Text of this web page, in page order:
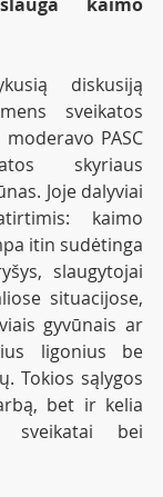
diskusiją
sveikatos
PASC
skyriaus
Joje dalyviai
kaimo
itin sudėtinga
slaugytojai
situacijose,
gyvūnais ar
ligonius be
Tokios sąlygos
bet ir kelia
sveikatai bei